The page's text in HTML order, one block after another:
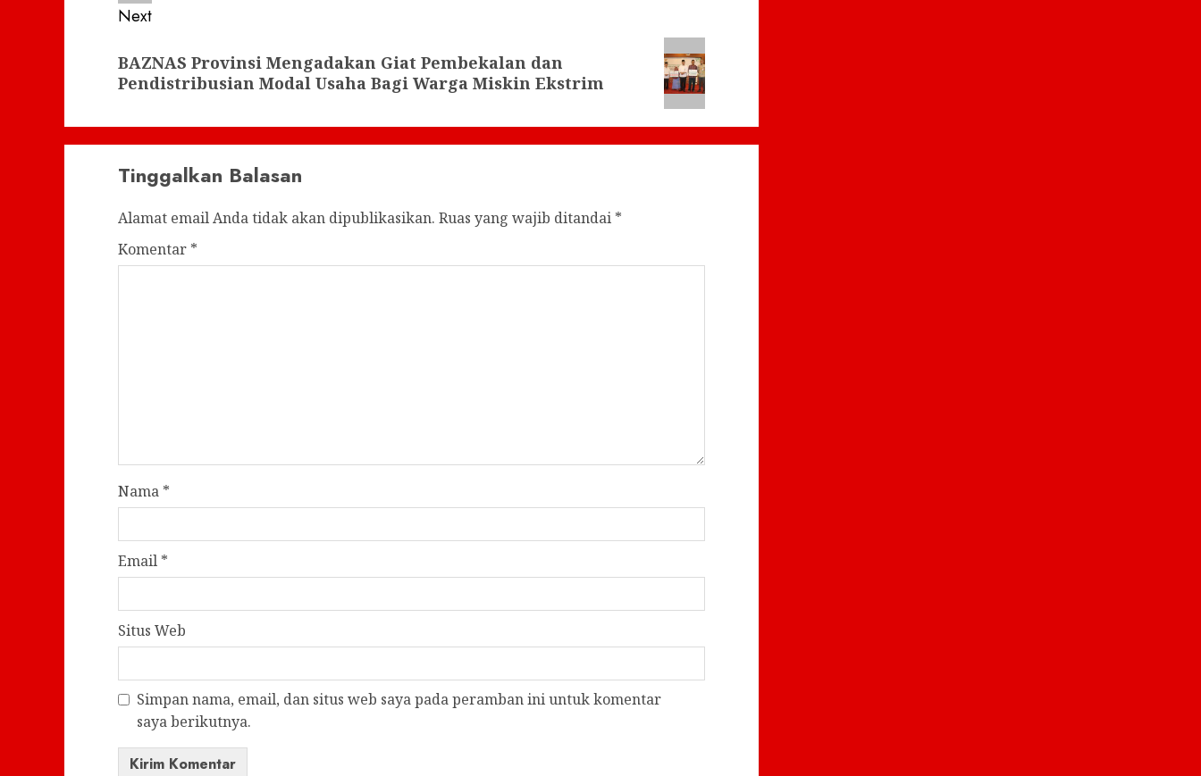
Next
post:
BAZNAS Provinsi Mengadakan Giat Pembekalan dan
Pendistribusian Modal Usaha Bagi Warga Miskin Ekstrim
Tinggalkan Balasan
Alamat email Anda tidak akan dipublikasikan. Ruas yang wajib ditandai *
Komentar *
Nama *
Email *
Situs Web
Simpan nama, email, dan situs web saya pada peramban ini untuk komentar
saya berikutnya.